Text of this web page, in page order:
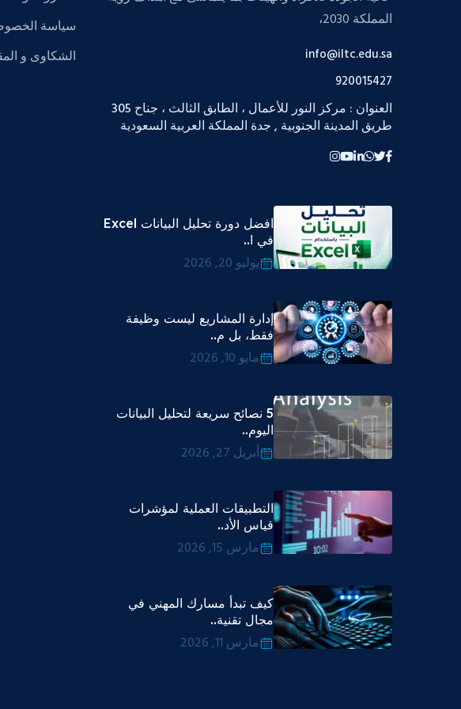
المملكة 2030،
info@iltc.edu.sa
920015427
العنوان : مركز النور للأعمال ، الطابق الثالث ، جناح 305
طريق المدينة الجنوبية , جدة المملكة العربية السعودية
افضل دورة تحليل البيانات Excel
في ا..
يوليو 20, 2026
إدارة المشاريع ليست وظيفة
فقط، بل م..
مايو 10, 2026
5 نصائح سريعة لتحليل البيانات
اليوم..
أبريل 27, 2026
التطبيقات العملية لمؤشرات
قياس الأد..
مارس 15, 2026
كيف تبدأ مسارك المهني في
مجال تقنية..
مارس 11, 2026
سياسة
الشكاوى و